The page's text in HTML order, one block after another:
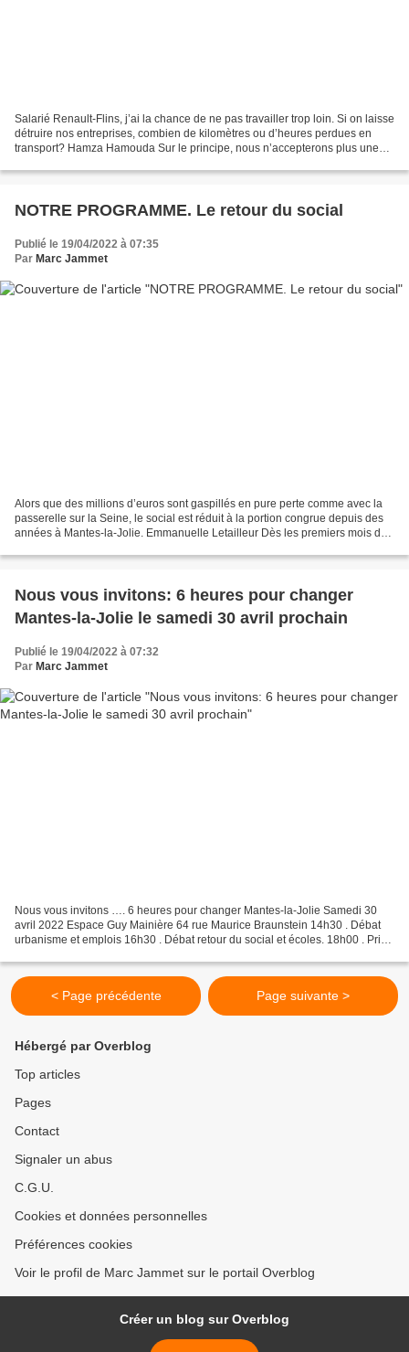
Salarié Renault-Flins, j’ai la chance de ne pas travailler trop loin. Si on laisse
détruire nos entreprises, combien de kilomètres ou d’heures perdues en
transport? Hamza Hamouda Sur le principe, nous n’accepterons plus une
NOTRE PROGRAMME. Le retour du social
Publié le 19/04/2022 à 07:35
Par Marc Jammet
Alors que des millions d’euros sont gaspillés en pure perte comme avec la
passerelle sur la Seine, le social est réduit à la portion congrue depuis des
années à Mantes-la-Jolie. Emmanuelle Letailleur Dès les premiers mois du
Nous vous invitons: 6 heures pour changer
Mantes-la-Jolie le samedi 30 avril prochain
Publié le 19/04/2022 à 07:32
Par Marc Jammet
Nous vous invitons …. 6 heures pour changer Mantes-la-Jolie Samedi 30
avril 2022 Espace Guy Mainière 64 rue Maurice Braunstein 14h30 . Débat
urbanisme et emplois 16h30 . Débat retour du social et écoles. 18h00 . Prise
< Page précédente Page suivante >
Hébergé par Overblog
Top articles
Pages
Contact
Signaler un abus
C.G.U.
Cookies et données personnelles
Préférences cookies
Voir le profil de Marc Jammet sur le portail Overblog
Créer un blog sur Overblog